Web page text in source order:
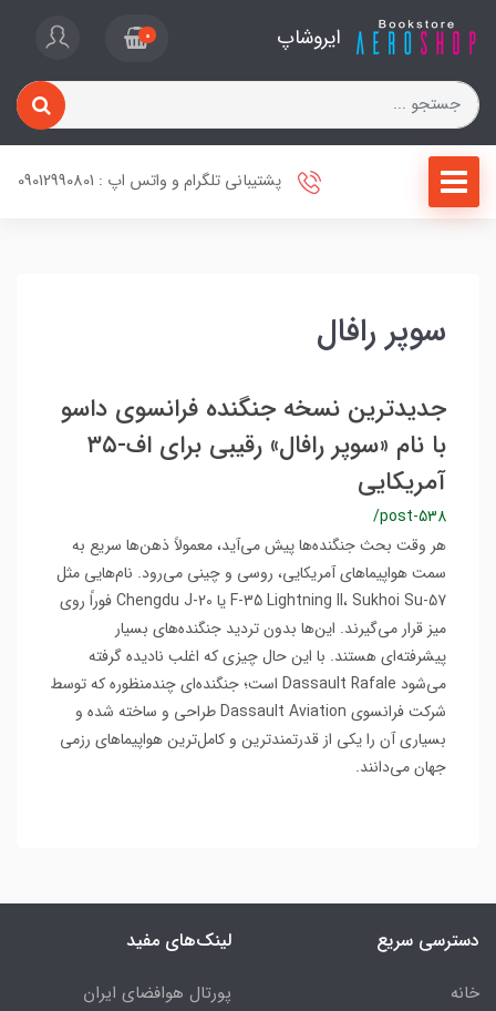
ایروشاپ 0
پشتیبانی تلگرام و واتس اپ : 09012990801
سوپر رافال
جدیدترین نسخه جنگنده فرانسوی داسو
با نام «سوپر رافال» رقیبی برای اف-۳۵
آمریکایی
/post-538
هر وقت بحث جنگنده‌ها پیش می‌آید، معمولاً ذهن‌ها سریع به
سمت هواپیماهای آمریکایی، روسی و چینی می‌رود. نام‌هایی مثل
F-35 Lightning II، Sukhoi Su-57 یا Chengdu J-20 فوراً روی
میز قرار می‌گیرند. این‌ها بدون تردید جنگنده‌های بسیار
پیشرفته‌ای هستند. با این حال چیزی که اغلب نادیده گرفته
می‌شود Dassault Rafale است؛ جنگنده‌ای چندمنظوره که توسط
شرکت فرانسوی Dassault Aviation طراحی و ساخته شده و
بسیاری آن را یکی از قدرتمندترین و کامل‌ترین هواپیماهای رزمی
جهان می‌دانند.
دسترسی سریع
خانه
لینک‌های مفید
پورتال هوافضای ایران